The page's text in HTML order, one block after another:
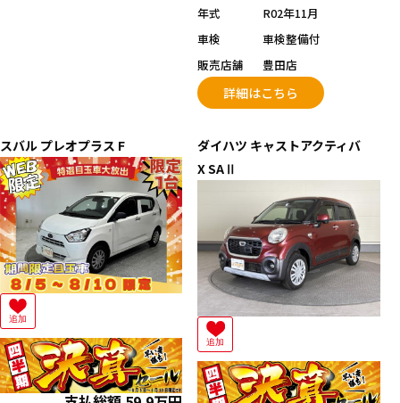
年式
R02年11月
車検
車検整備付
販売店舗
豊田店
詳細はこちら
スバル プレオプラス F
追加
ダイハツ キャストアクティバ
X SAⅡ
追加